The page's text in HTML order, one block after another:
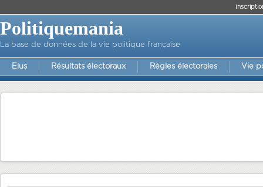
Politiquemania
La base de données de la vie politique française
Elus Résultats électoraux Règles électorales Vie